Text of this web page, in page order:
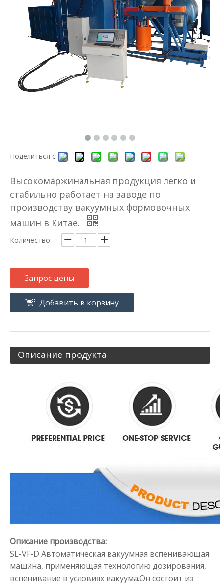
Поделиться с:
Высокомаржинальная продукция легко и
стабильно работает на заводе по
производству вакуумных формовочных
машин в Китае.
Количество:
Запрос цены
Добавить в корзину
Описание продукта
Описание производства:
SL-VF-D Автоматическая вакуумная вспенивающая
машина, применяющая технологию дозирования,
вспенивание в условиях вакуума.Он состоит из